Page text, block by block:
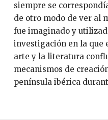
siempre se
de otro modo de ver al
fue imaginado y
investigación en la que
arte y la literatura
mecanismos de
península ibérica